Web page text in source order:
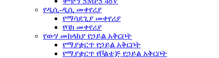
የዲሲ-ዲሲ መቀየሪያ
የማሳደጊያ መቀየሪያ
የባክ መቀየሪያ
የውሃ መከላከያ የኃይል አቅርቦት
የማያቋርጥ የኃይል አቅርቦት
የማያቋርጥ የቮልቴጅ የኃይል አቅርቦት